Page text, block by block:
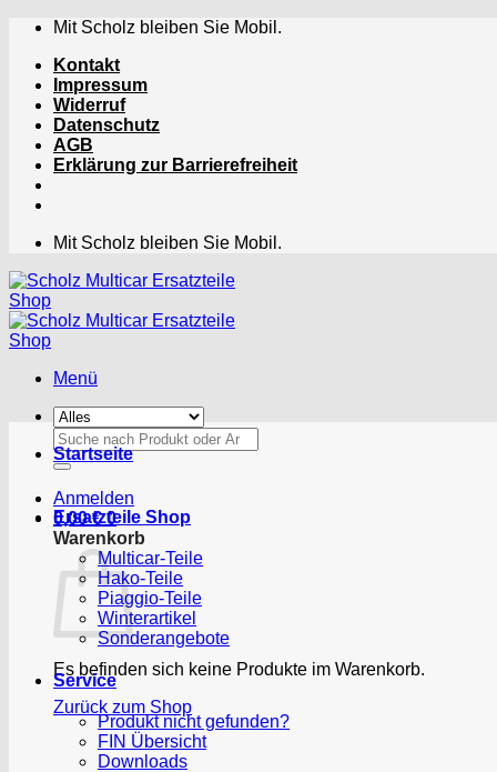
Zum
springen
Mit Scholz bleiben Sie Mobil.
Kontakt
Impressum
Widerruf
Datenschutz
AGB
Erklärung zur Barrierefreiheit
Mit Scholz bleiben Sie Mobil.
Menü
Suchen
nach:
Anmelden
0,00€ 0
Warenkorb
Es befinden sich keine Produkte im Warenkorb.
Zurück zum Shop
Startseite
Ersatzteile Shop
Multicar-Teile
Hako-Teile
Piaggio-Teile
Winterartikel
Sonderangebote
Service
Produkt nicht gefunden?
FIN Übersicht
Downloads